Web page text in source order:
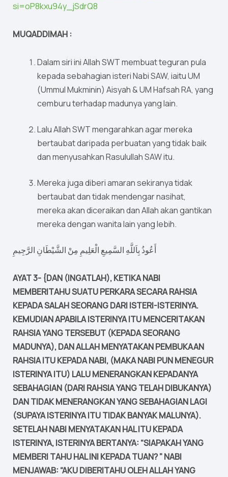
si=oP8kxu94y_jSdrQ8
MUQADDIMAH :
Dalam siri ini Allah SWT membuat teguran pula
kepada sebahagian isteri Nabi SAW, iaitu UM
(Ummul Mukminin) Aisyah & UM Hafsah RA, yang
cemburu terhadap madunya yang lain.
Lalu Allah SWT mengarahkan agar mereka
bertaubat daripada perbuatan yang tidak baik
dan menyusahkan Rasulullah SAW itu.
Mereka juga diberi amaran sekiranya tidak
bertaubat dan tidak mendengar nasihat,
mereka akan diceraikan dan Allah akan gantikan
mereka dengan wanita lain yang lebih.
أَعُوذُ بِاَللَّهِ السَّمِيعِ الْعَلِيمِ مِنْ الشَّيْطَانِ الرَّجِيمِ
AYAT 3- {DAN (INGATLAH), KETIKA NABI
MEMBERITAHU SUATU PERKARA SECARA RAHSIA
KEPADA SALAH SEORANG DARI ISTERI-ISTERINYA.
KEMUDIAN APABILA ISTERINYA ITU MENCERITAKAN
RAHSIA YANG TERSEBUT (KEPADA SEORANG
MADUNYA), DAN ALLAH MENYATAKAN PEMBUKAAN
RAHSIA ITU KEPADA NABI, (MAKA NABI PUN MENEGUR
ISTERINYA ITU) LALU MENERANGKAN KEPADANYA
SEBAHAGIAN (DARI RAHSIA YANG TELAH DIBUKANYA)
DAN TIDAK MENERANGKAN YANG SEBAHAGIAN LAGI
(SUPAYA ISTERINYA ITU TIDAK BANYAK MALUNYA).
SETELAH NABI MENYATAKAN HAL ITU KEPADA
ISTERINYA, ISTERINYA BERTANYA: “SIAPAKAH YANG
MEMBERI TAHU HAL INI KEPADA TUAN? ” NABI
MENJAWAB: “AKU DIBERITAHU OLEH ALLAH YANG